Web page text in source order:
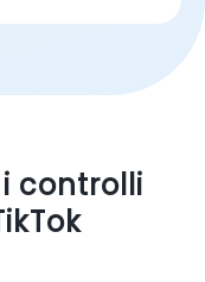
controlli